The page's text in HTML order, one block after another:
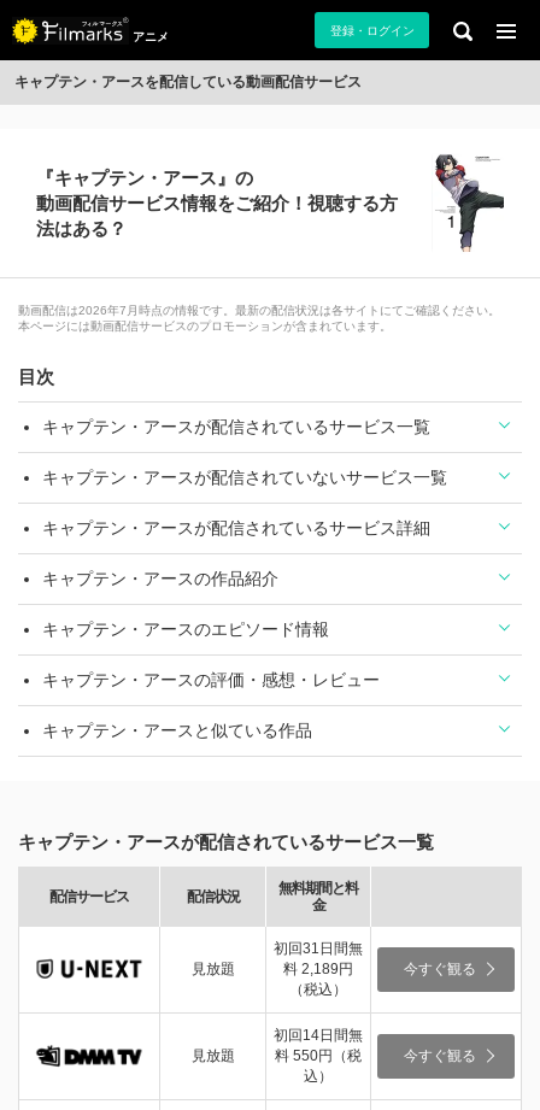
アニメ 登録・ログイン
キャプテン・アースを配信している動画配信サービス
『キャプテン・アース』の
動画配信サービス情報をご紹介！視聴する方
法はある？
動画配信は2026年7月時点の情報です。最新の配信状況は各サイトにてご確認ください。
本ページには動画配信サービスのプロモーションが含まれています。
目次
キャプテン・アースが配信されているサービス一覧
キャプテン・アースが配信されていないサービス一覧
キャプテン・アースが配信されているサービス詳細
キャプテン・アースの作品紹介
キャプテン・アースのエピソード情報
キャプテン・アースの評価・感想・レビュー
キャプテン・アースと似ている作品
キャプテン・アースが配信されているサービス一覧
配信サービス 配信状況
無料期間と料
金
見放題
初回31日間無
料 2,189円
（税込）
今すぐ観る
見放題
初回14日間無
料 550円（税
込）
今すぐ観る